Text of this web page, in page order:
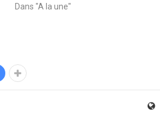
Dans "A la une"